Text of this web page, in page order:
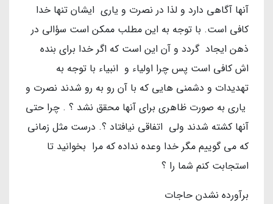
آنها آگاهی دارد و لذا در نصرت و یاری ایشان تنها خدا
کافی است. با توجه به این مطلب ممکن است سؤالی در
ذهن ایجاد گردد و آن این است که اگر خدا برای بنده
اش کافی است پس چرا اولیاء و انبیاء با توجه به
تهدیدات و دشمنی هایی که با آن رو به رو شدند نصرت و
یاری به صورت ظاهری برای آنها محقق نشد ؟ . چرا حتی
آنها کشته شدند ولی اتفاقی نیافتاد ؟. درست مثل زمانی
که می گوییم مگر خدا وعده نداده که مرا بخوانید تا
استجابت کنم شما را ؟
برآورده نشدن حاجات